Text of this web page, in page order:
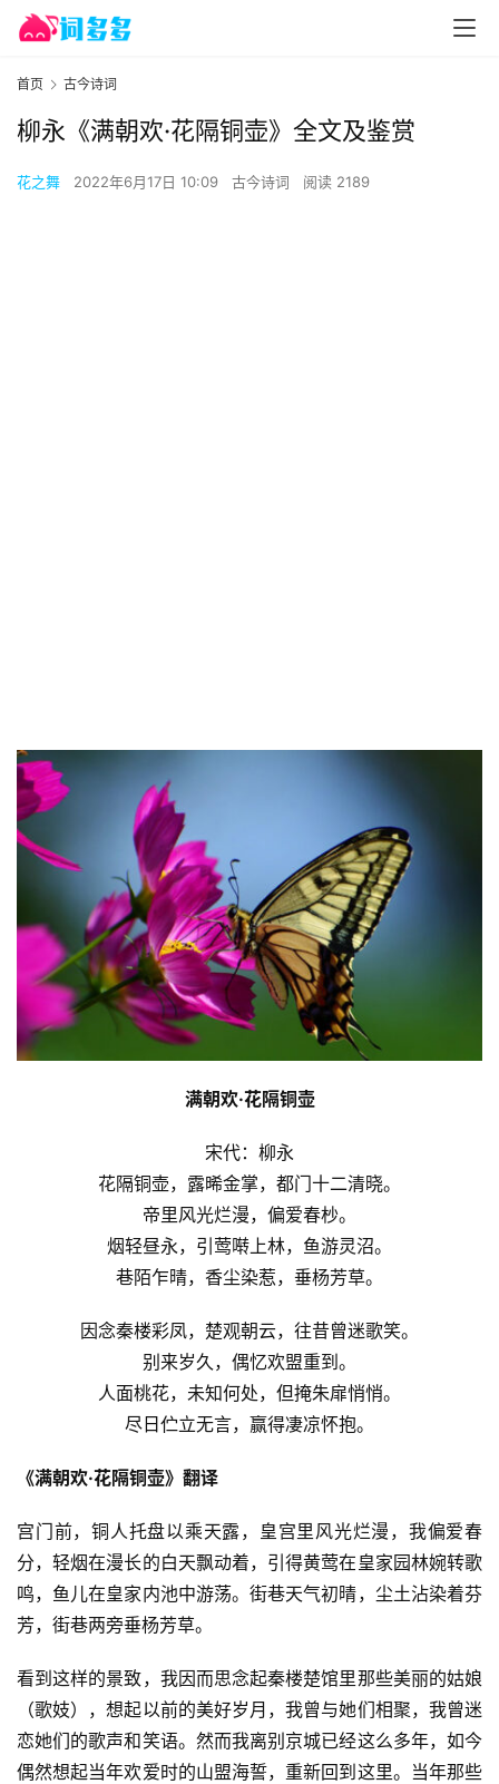
首页 古今诗词
柳永《满朝欢·花隔铜壶》全文及鉴赏
花之舞 2022年6月17日 10:09 古今诗词 阅读 2189
满朝欢·花隔铜壶
宋代：柳永
花隔铜壶，露晞金掌，都门十二清晓。
帝里风光烂漫，偏爱春杪。
烟轻昼永，引莺啭上林，鱼游灵沼。
巷陌乍晴，香尘染惹，垂杨芳草。
因念秦楼彩凤，楚观朝云，往昔曾迷歌笑。
别来岁久，偶忆欢盟重到。
人面桃花，未知何处，但掩朱扉悄悄。
尽日伫立无言，赢得凄凉怀抱。
《满朝欢·花隔铜壶》翻译
宫门前，铜人托盘以乘天露，皇宫里风光烂漫，我偏爱春
分，轻烟在漫长的白天飘动着，引得黄莺在皇家园林婉转歌
鸣，鱼儿在皇家内池中游荡。街巷天气初晴，尘土沾染着芬
芳，街巷两旁垂杨芳草。
看到这样的景致，我因而思念起秦楼楚馆里那些美丽的姑娘
（歌妓），想起以前的美好岁月，我曾与她们相聚，我曾迷
恋她们的歌声和笑语。然而我离别京城已经这么多年，如今
偶然想起当年欢爱时的山盟海誓，重新回到这里。当年那些